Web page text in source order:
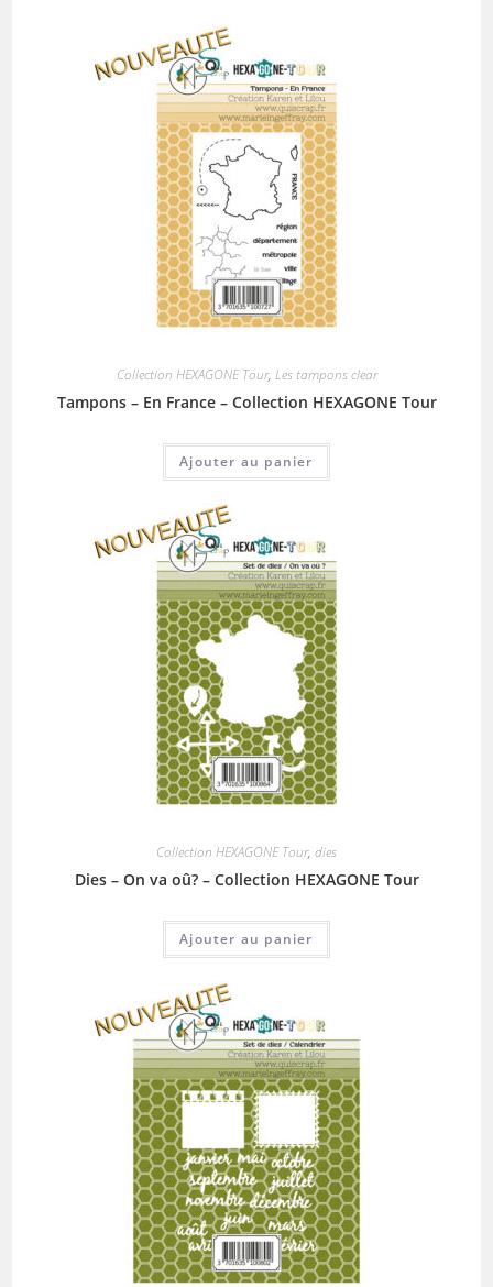
Collection HEXAGONE Tour, Les tampons clear
Tampons – En France – Collection HEXAGONE Tour
Ajouter au panier
Collection HEXAGONE Tour, dies
Dies – On va oû? – Collection HEXAGONE Tour
Ajouter au panier